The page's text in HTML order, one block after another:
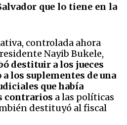
que lo tiene en la
controlada ahora
Nayib Bukele,
destituir a los jueces
los suplementes de una
que había
contrarios a las políticas
destituyó al fiscal